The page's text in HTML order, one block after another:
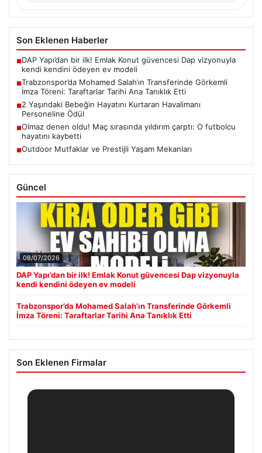
Son Eklenen Haberler
■DAP Yapı’dan bir ilk! Emlak Konut güvencesi Dap vizyonuyla
kendi kendini ödeyen ev modeli
■Trabzonspor’da Mohamed Salah’ın Transferinde Görkemli
İmza Töreni: Taraftarlar Tarihi Ana Tanıklık Etti
■2 Yaşındaki Bebeğin Hayatını Kurtaran Havalimanı
Personeline Ödül
■Olmaz denen oldu! Maç sırasında yıldırım çarptı: O futbolcu
hayatını kaybetti
■Outdoor Mutfaklar ve Prestijli Yaşam Mekanları
Güncel
08/07/2026
DAP Yapı’dan bir ilk! Emlak Konut güvencesi Dap vizyonuyla
kendi kendini ödeyen ev modeli
Trabzonspor’da Mohamed Salah’ın Transferinde Görkemli
İmza Töreni: Taraftarlar Tarihi Ana Tanıklık Etti
Son Eklenen Firmalar